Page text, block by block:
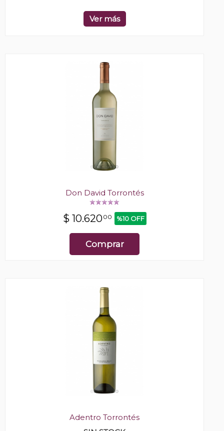
Ver más
Don David Torrontés
$ 10.62000 %10 OFF
Comprar
Adentro Torrontés